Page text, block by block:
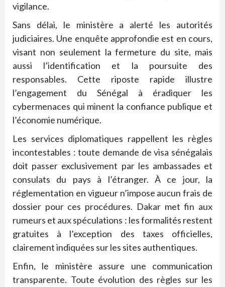
vigilance.
Sans délai, le ministère a alerté les autorités
judiciaires. Une enquête approfondie est en cours,
visant non seulement la fermeture du site, mais
aussi l’identification et la poursuite des
responsables. Cette riposte rapide illustre
l’engagement du Sénégal à éradiquer les
cybermenaces qui minent la confiance publique et
l’économie numérique.
Les services diplomatiques rappellent les règles
incontestables : toute demande de visa sénégalais
doit passer exclusivement par les ambassades et
consulats du pays à l’étranger. À ce jour, la
réglementation en vigueur n’impose aucun frais de
dossier pour ces procédures. Dakar met fin aux
rumeurs et aux spéculations : les formalités restent
gratuites à l’exception des taxes officielles,
clairement indiquées sur les sites authentiques.
Enfin, le ministère assure une communication
transparente. Toute évolution des règles sur les